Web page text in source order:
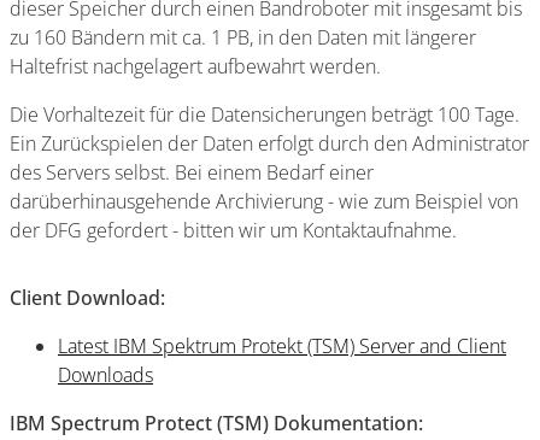
dieser Speicher durch einen Bandroboter mit insgesamt bis
zu 160 Bändern mit ca. 1 PB, in den Daten mit längerer
Haltefrist nachgelagert aufbewahrt werden.
Die Vorhaltezeit für die Datensicherungen beträgt 100 Tage.
Ein Zurückspielen der Daten erfolgt durch den Administrator
des Servers selbst. Bei einem Bedarf einer
darüberhinausgehende Archivierung - wie zum Beispiel von
der DFG gefordert - bitten wir um Kontaktaufnahme.
Client Download:
Latest IBM Spektrum Protekt (TSM) Server and Client
Downloads
IBM Spectrum Protect (TSM) Dokumentation: